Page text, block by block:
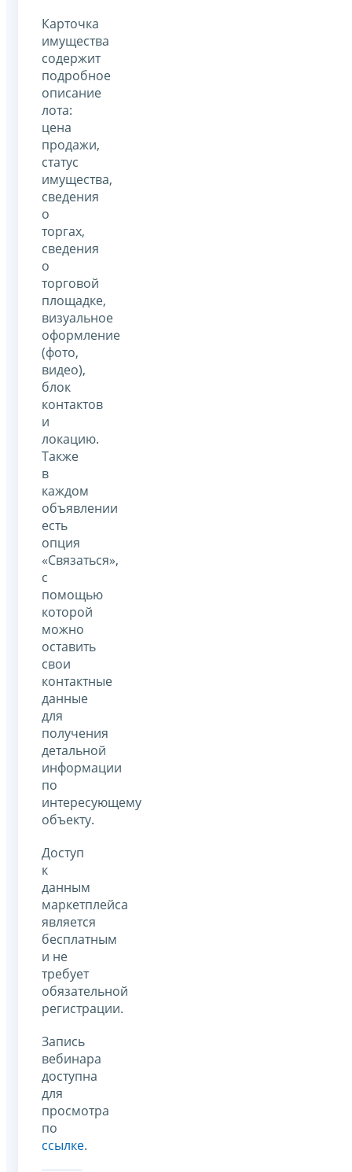
Карточка
имущества
содержит
подробное
описание
лота:
цена
продажи,
статус
имущества,
сведения
о
торгах,
сведения
о
торговой
площадке,
визуальное
оформление
(фото,
видео),
блок
контактов
и
локацию.
Также
в
каждом
объявлении
есть
опция
«Связаться»,
с
помощью
которой
можно
оставить
свои
контактные
данные
для
получения
детальной
информации
по
интересующему
объекту.
Доступ
к
данным
маркетплейса
является
бесплатным
и не
требует
обязательной
регистрации.
Запись
вебинара
доступна
для
просмотра
по
ссылке.